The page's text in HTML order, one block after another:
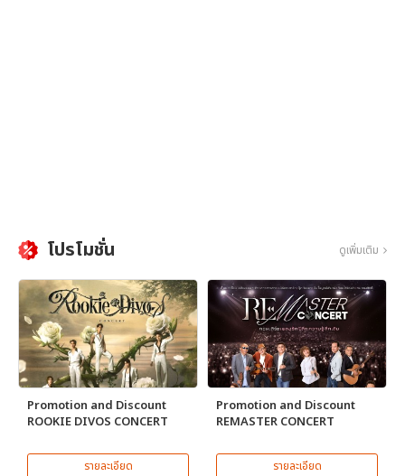
โปรโมชั่น ดูเพิ่มเติม
Promotion and Discount
ROOKIE DIVOS CONCERT
รายละเอียด
Promotion and Discount
REMASTER CONCERT
รายละเอียด